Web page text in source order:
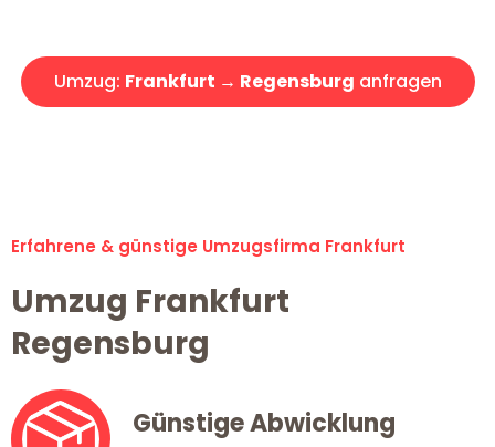
Umzug: Frankfurt → Regensburg anfragen
Erfahrene & günstige Umzugsfirma Frankfurt
Umzug Frankfurt
Regensburg
Günstige Abwicklung